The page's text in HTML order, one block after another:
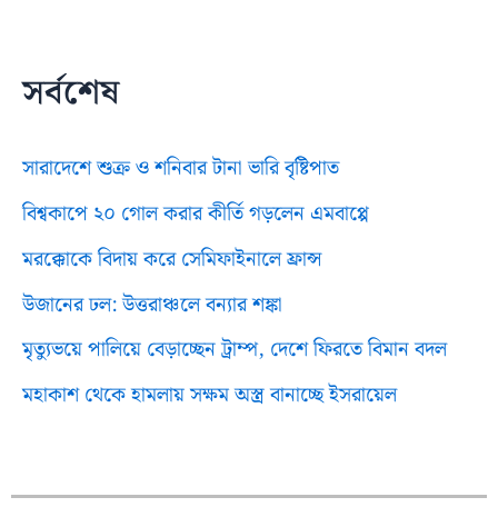
সর্বশেষ
সারাদেশে শুক্র ও শনিবার টানা ভারি বৃষ্টিপাত
বিশ্বকাপে ২০ গোল করার কীর্তি গড়লেন এমবাপ্পে
মরক্কোকে বিদায় করে সেমিফাইনালে ফ্রান্স
উজানের ঢল: উত্তরাঞ্চলে বন্যার শঙ্কা
মৃত্যুভয়ে পালিয়ে বেড়াচ্ছেন ট্রাম্প, দেশে ফিরতে বিমান বদল
মহাকাশ থেকে হামলায় সক্ষম অস্ত্র বানাচ্ছে ইসরায়েল